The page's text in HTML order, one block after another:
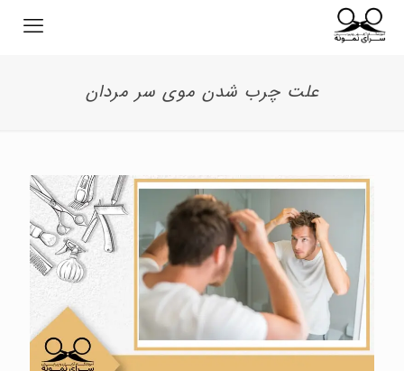
علت چرب شدن موی سر مردان